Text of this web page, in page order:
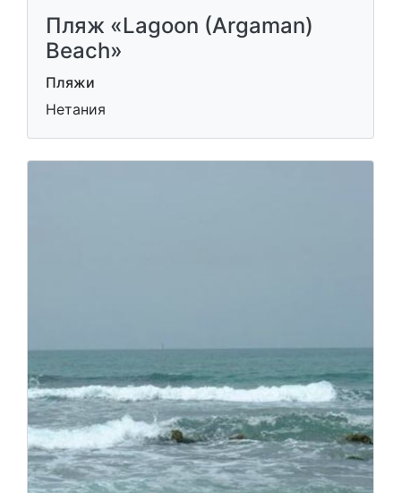
Пляж «Lagoon (Argaman)
Beach»
Пляжи
Нетания